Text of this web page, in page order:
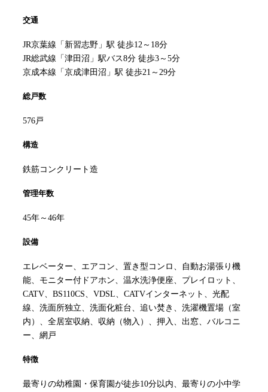
交通
JR京葉線「新習志野」駅 徒歩12～18分
JR総武線「津田沼」駅バス8分 徒歩3～5分
京成本線「京成津田沼」駅 徒歩21～29分
総戸数
576戸
構造
鉄筋コンクリート造
管理年数
45年～46年
設備
エレベーター、エアコン、置き型コンロ、自動お湯張り機
能、モニター付ドアホン、温水洗浄便座、プレイロット、
CATV、BS110CS、VDSL、CATVインターネット、光配
線、洗面所独立、洗面化粧台、追い焚き、洗濯機置場（室
内）、全居室収納、収納（物入）、押入、出窓、バルコニ
ー、網戸
特徴
最寄りの幼稚園・保育園が徒歩10分以内、最寄りの小中学